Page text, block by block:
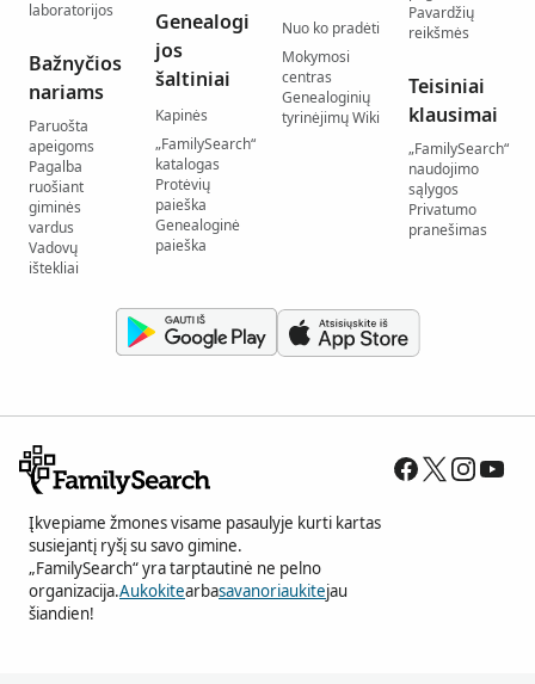
laboratorijos
Bažnyčios
nariams
Paruošta
apeigoms
Pagalba
ruošiant
giminės
vardus
Vadovų
ištekliai
Genealogi
jos
šaltiniai
Kapinės
„FamilySearch“
katalogas
Protėvių
paieška
Genealoginė
paieška
Nuo ko pradėti
Mokymosi
centras
Genealoginių
tyrinėjimų Wiki
Pavardžių
reikšmės
Teisiniai
klausimai
„FamilySearch“
naudojimo
sąlygos
Privatumo
pranešimas
Įkvepiame žmones visame pasaulyje kurti kartas
susiejantį ryšį su savo gimine.
„FamilySearch“ yra tarptautinė ne pelno
organizacija.Aukokitearbasavanoriaukitejau
šiandien!